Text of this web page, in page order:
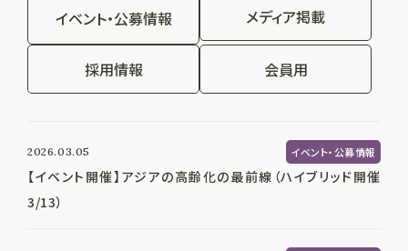
イベント・公募情報 メディア掲載
採用情報 会員用
2026.03.05 イベント・公募情報
【イベント開催】アジアの高齢化の最前線（ハイブリッド開催
3/13）